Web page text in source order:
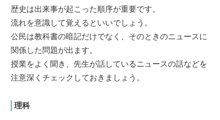
歴史は出来事が起こった順序が重要です。
流れを意識して覚えるといいでしょう。
公民は教科書の暗記だけでなく、そのときのニュースに
関係した問題が出ます。
授業をよく聞き、先生が話しているニュースの話などを
注意深くチェックしておきましょう。
理科